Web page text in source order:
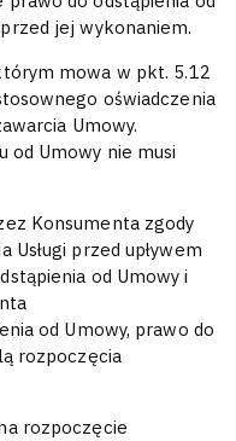
jej wykonaniem.
mowa w pkt. 5.12
oświadczenia
Umowy.
od Umowy nie musi
Konsumenta zgody
Usługi przed upływem
od Umowy i
od Umowy, prawo do
rozpoczęcia
rozpoczęcie